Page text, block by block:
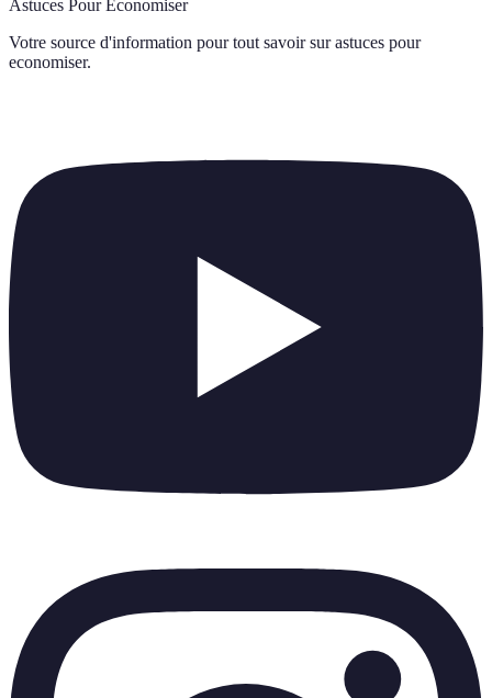
Astuces Pour Économiser
Votre source d'information pour tout savoir sur astuces pour
economiser.